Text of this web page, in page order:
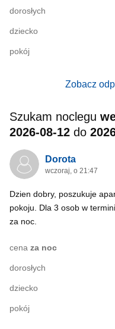
dorosłych
dziecko
pokój
Zobacz
Szukam noclegu
2026-08-12 do
Dorota
wczoraj, o 21:47
Dzien dobry, poszukuje
pokoju. Dla 3 osob w
za noc.
cena za noc
dorosłych
dziecko
pokój